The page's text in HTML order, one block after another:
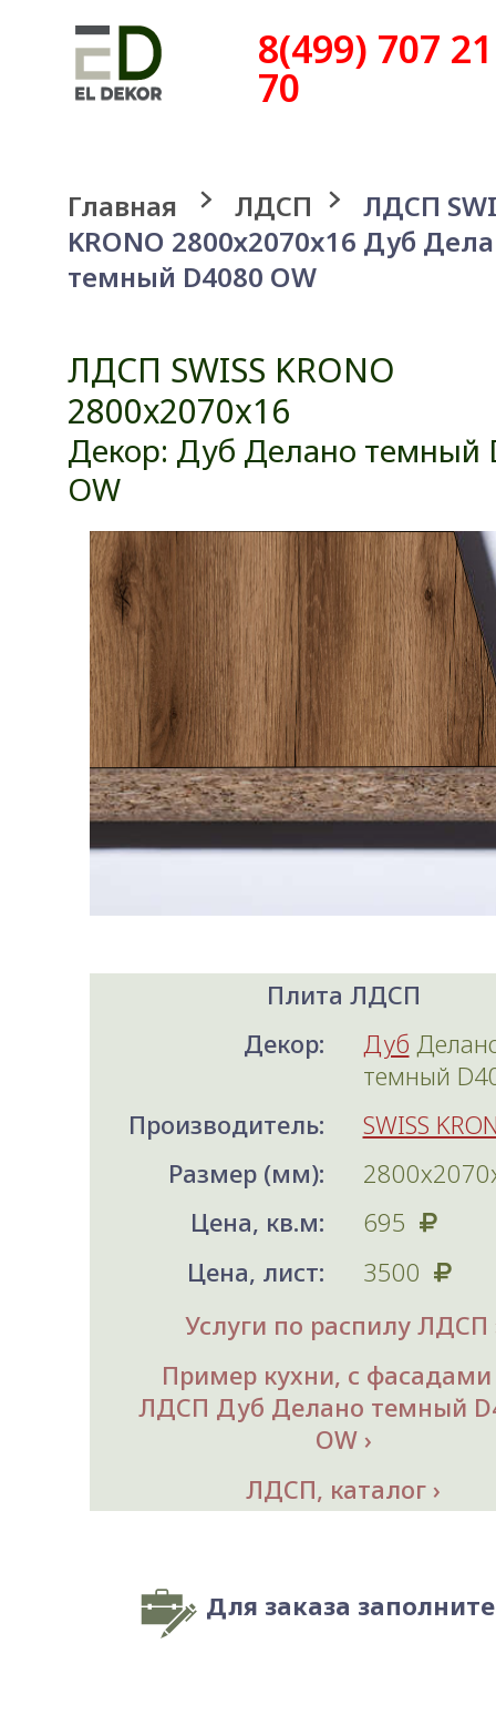
8(499) 707 21
70
Главная ЛДСП
ЛДСП
KRONO 2800х2070x16 Дуб
темный D4080 OW
ЛДСП SWISS KRONO
2800х2070x16
Декор: Дуб Делано темный
OW
Плита ЛДСП
Декор:
Дуб
темный
Производитель:
SWISS
Размер (мм):
Цена, кв.м:
695
Цена, лист:
3500
Услуги по распилу ЛДСП
Пример кухни, с фасадами
ЛДСП Дуб Делано темный
OW
ЛДСП, каталог
Для заказа